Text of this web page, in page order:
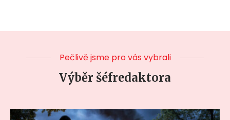
Pečlivě jsme pro vás vybrali
Výběr šéfredaktora